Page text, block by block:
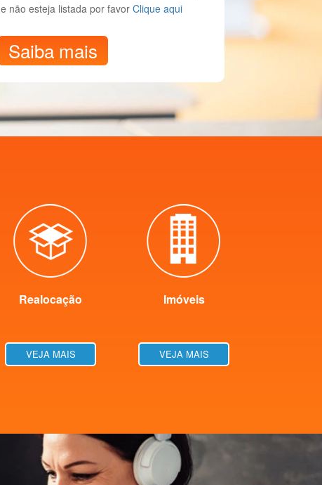
não esteja listada por favorClique aqui
Saiba mais
Realocação
VEJA MAIS
Imóveis
VEJA MAIS